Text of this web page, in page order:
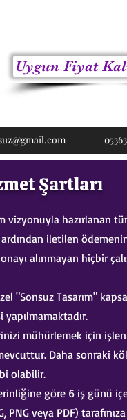
Uygun Fiyat
Şartları
vizyonuyla hazırlanan
iletilen
alınmayan hiçbir
"Sonsuz Tasarım"
mühürlemek için
Daha sonraki
olabilir.
göre 6 iş günü
veya PDF)